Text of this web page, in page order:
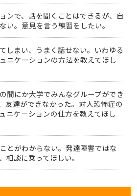
ンで、話を聞くことはできるが、自
い。意見を言う練習をしたい。
しまい、うまく話せない。いわゆる
ニケーションの方法を教えてほし
間にか大学でみんなグループができ
友達ができなかった。対人恐怖症の
ニケーションの仕方を教えてほし
とがわからない。発達障害ではな
相談に乗ってほしい。